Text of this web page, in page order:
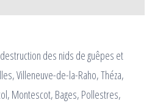
des nids de guêpes et
Villeneuve-de-la-Raho, Théza,
Montescot, Bages, Pollestres,